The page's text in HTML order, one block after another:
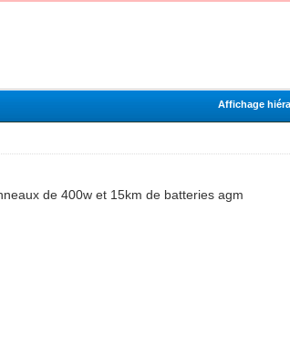
Affichage
de 400w et 15km de batteries agm